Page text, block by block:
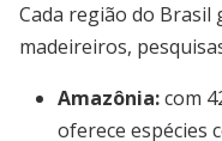
Cada região do Brasil
madeireiros,
Amazônia:com
oferece espécies